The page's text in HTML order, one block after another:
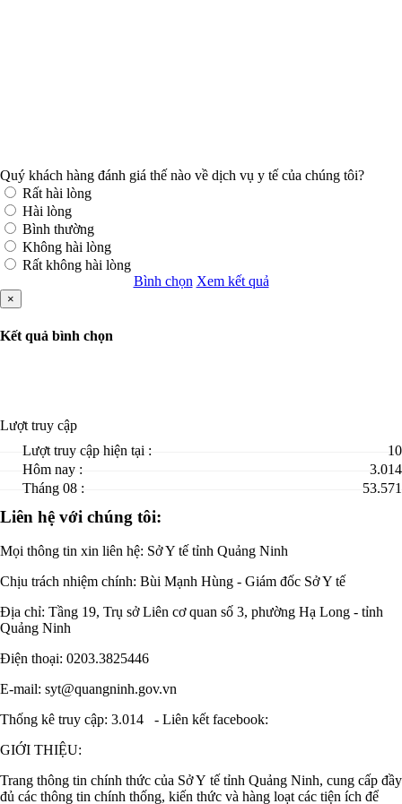
Quý khách hàng đánh giá thế nào về dịch vụ y tế của chúng tôi?
Rất hài lòng
Hài lòng
Bình thường
Không hài lòng
Rất không hài lòng
Bình chọn Xem kết quả
×
Kết quả bình chọn
Lượt truy cập
Lượt truy cập hiện tại :
10
Hôm nay :
3.014
Tháng 08 :
53.571
Liên hệ với chúng tôi:
Mọi thông tin xin liên hệ: Sở Y tế tỉnh Quảng Ninh
Chịu trách nhiệm chính: Bùi Mạnh Hùng - Giám đốc Sở Y tế
Địa chỉ: Tầng 19, Trụ sở Liên cơ quan số 3, phường Hạ Long - tỉnh
Quảng Ninh
Điện thoại: 0203.3825446
E-mail: syt@quangninh.gov.vn
Thống kê truy cập: 3.014
- Liên kết facebook:
GIỚI THIỆU:
Trang thông tin chính thức của Sở Y tế tỉnh Quảng Ninh, cung cấp đầy
đủ các thông tin chính thống, kiến thức và hàng loạt các tiện ích để